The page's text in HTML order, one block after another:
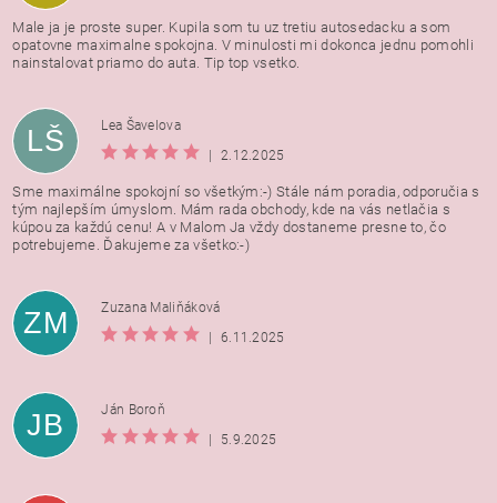
Male ja je proste super. Kupila som tu uz tretiu autosedacku a som
opatovne maximalne spokojna. V minulosti mi dokonca jednu pomohli
nainstalovat priamo do auta. Tip top vsetko.
LŠ
Lea Šavelova
|
2.12.2025
Sme maximálne spokojní so všetkým:-) Stále nám poradia, odporučia s
tým najlepším úmyslom. Mám rada obchody, kde na vás netlačia s
kúpou za každú cenu! A v Malom Ja vždy dostaneme presne to, čo
potrebujeme. Ďakujeme za všetko:-)
ZM
Zuzana Maliňáková
|
6.11.2025
JB
Ján Boroň
|
5.9.2025